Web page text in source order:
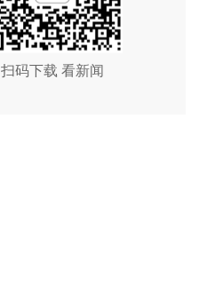
扫码下载 看新闻